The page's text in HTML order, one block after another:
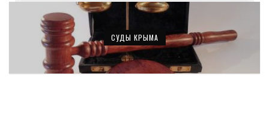
СУДЫ КРЫМА